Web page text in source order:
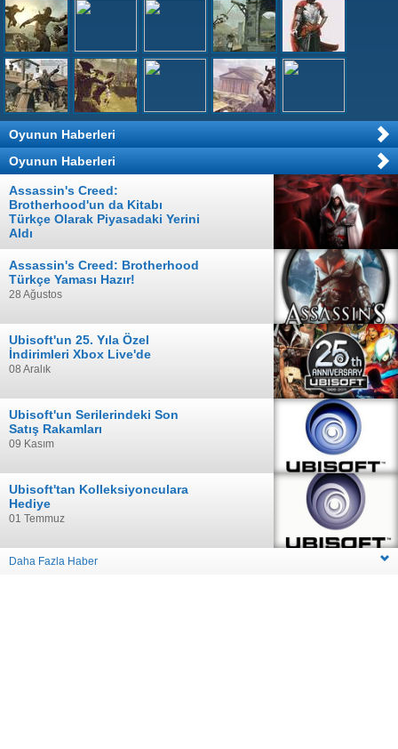
Oyunun Haberleri
Oyunun Haberleri
Assassin's Creed:
Brotherhood'un da Kitabı
Türkçe Olarak Piyasadaki Yerini
Aldı
10 Eylül
Assassin's Creed: Brotherhood
Türkçe Yaması Hazır!
28 Ağustos
Ubisoft'un 25. Yıla Özel
İndirimleri Xbox Live'de
08 Aralık
Ubisoft'un Serilerindeki Son
Satış Rakamları
09 Kasım
Ubisoft'tan Kolleksiyonculara
Hediye
01 Temmuz
Daha Fazla Haber